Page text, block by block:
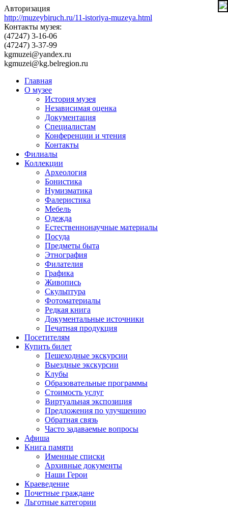
Авторизация
http://muzeybiruch.ru/11-istoriya-muzeya.html
Контакты музея:
(47247) 3-16-06
(47247) 3-37-99
kgmuzei@yandex.ru
kgmuzei@kg.belregion.ru
Главная
О музее
История музея
Независимая оценка
Документация
Специалистам
Конференции и чтения
Контакты
Филиалы
Коллекции
Археология
Бонистика
Нумизматика
Фалеристика
Мебель
Одежда
Естественнонаучные материалы
Посуда
Предметы быта
Этнография
Филателия
Графика
Живопись
Скульптура
Фотоматериалы
Редкая книга
Документальные источники
Печатная продукция
Посетителям
Купить билет
Пешеходные экскурсии
Выездные экскурсии
Клубы
Образовательные программы
Стоимость услуг
Виртуальная экспозиция
Предложения по улучшению
Обратная связь
Часто задаваемые вопросы
Афиша
Книга памяти
Именные списки
Архивные документы
Наши Герои
Краеведение
Почетные граждане
Льготные категории